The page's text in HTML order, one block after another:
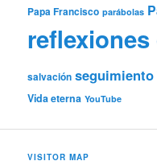
Papa Francisco parábolas
salvación seguimiento
Vida eterna YouTube
VISITOR MAP